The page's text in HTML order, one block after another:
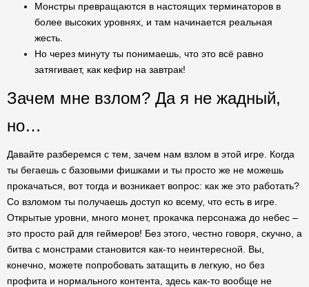
Монстры превращаются в настоящих терминаторов в
более высоких уровнях, и там начинается реальная
жесть.
Но через минуту ты понимаешь, что это всё равно
затягивает, как кефир на завтрак!
Зачем мне взлом? Да я не жадный,
но…
Давайте разберемся с тем, зачем нам взлом в этой игре. Когда
ты бегаешь с базовыми фишками и ты просто же не можешь
прокачаться, вот тогда и возникает вопрос: как же это работать?
Со взломом ты получаешь доступ ко всему, что есть в игре.
Открытые уровни, много монет, прокачка персонажа до небес –
это просто рай для геймеров! Без этого, честно говоря, скучно, а
битва с монстрами становится как-то неинтересной. Вы,
конечно, можете попробовать затащить в легкую, но без
профита и нормального контента, здесь как-то вообще не